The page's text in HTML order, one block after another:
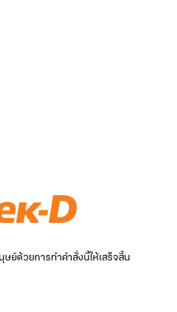
ย์ด้วยการทำคำสั่งนี้ให้เสร็จสิ้น